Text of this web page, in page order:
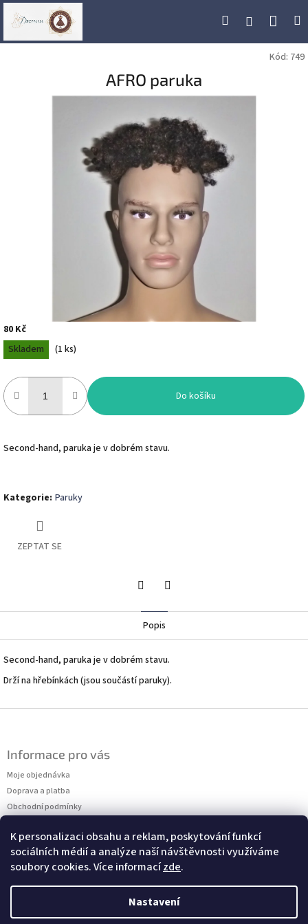
K personalizaci obsahu a reklam, poskytování funkcí
sociálních médií a analýze naší návštěvnosti využíváme
soubory cookies. Více informacízde.
Nastavení
Přejít
Hledat Přihlášení
Kód: 749
AFRO paruka
80 Kč
Měrná
cena:
Skladem (1 ks)
Do košíku
Second-hand, paruka je v dobrém stavu.
Kategorie: Paruky
ZEPTAT SE
Popis
Second-hand, paruka je v dobrém stavu.
Drží na hřebínkách (jsou součástí paruky).
Informace pro vás
Moje objednávka
Doprava a platba
Obchodní podmínky
Kontakty
Měření velikostí